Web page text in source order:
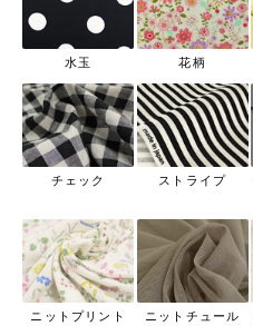
水玉 花柄
チェック ストライプ
ニットプリント ニットチュール